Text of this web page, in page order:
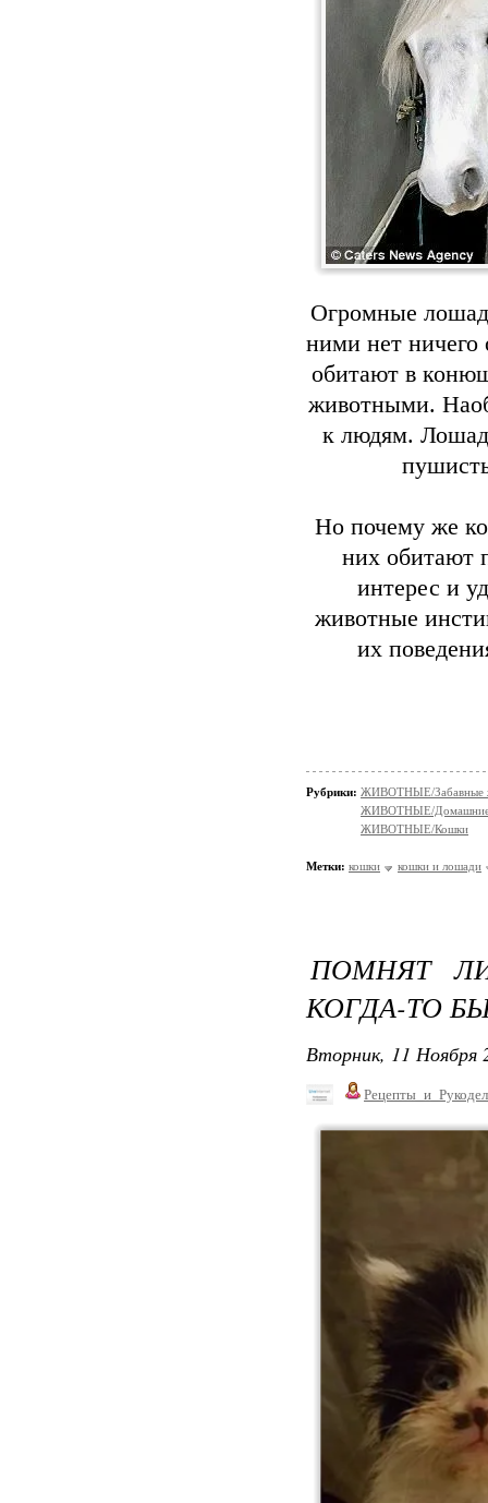
Огромные
ними нет ничего
обитают в
животными.
к людям.
Но почему же
них обитают
интерес и
животные
их
Рубрики: ЖИВОТНЫЕ/Забавные
ЖИВОТНЫЕ/Домашние
ЖИВОТНЫЕ/Кошки
Метки: кошки кошки и лошади
ПОМНЯТ
КОГДА-ТО
Вторник, 11 Ноября